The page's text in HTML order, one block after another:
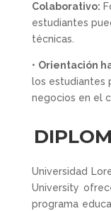
Colaborativo:
estudiantes
técnicas.
• Orientación
los estudiantes
negocios en el
Universidad
University
programa